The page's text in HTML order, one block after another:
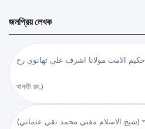
জনপ্রিয় লেখক
حكيم الامت مولانا اشرف علي تهانوي رح ( হাকীমুল উম্মত মাওলানা আশরাফ আলী
থানভী রহ.)
(شيخ الاسلام مفتي محمد تقي عثماني) শাইখুল ইসলাম মুফতী মুহাম্মদ তাকী